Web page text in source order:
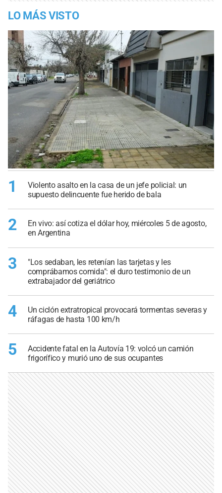
LO MÁS VISTO
1
Violento asalto en la casa de un jefe policial: un
supuesto delincuente fue herido de bala
2
En vivo: así cotiza el dólar hoy, miércoles 5 de agosto,
en Argentina
3
"Los sedaban, les retenían las tarjetas y les
comprábamos comida": el duro testimonio de un
extrabajador del geriátrico
4
Un ciclón extratropical provocará tormentas severas y
ráfagas de hasta 100 km/h
5
Accidente fatal en la Autovía 19: volcó un camión
frigorífico y murió uno de sus ocupantes